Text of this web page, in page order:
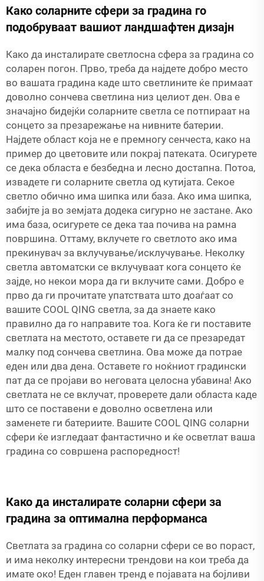
Како соларните сфери за градина го
подобруваат вашиот ландшафтен дизајн
Како да инсталирате светлосна сфера за градина со
соларен погон. Прво, треба да најдете добро место
во вашата градина каде што светлините ќе примаат
доволно сончева светлина низ целиот ден. Ова е
значајно бидејќи соларните светла се потпираат на
сонцето за презарежање на нивните батерии.
Најдете област која не е премногу сенчеста, како на
пример до цветовите или покрај патеката. Осигурете
се дека областа е безбедна и лесно достапна. Потоа,
извадете ги соларните светла од кутијата. Секое
светло обично има шипка или база. Ако има шипка,
забијте ја во земјата додека сигурно не застане. Ако
има база, осигурете се дека таа почива на рамна
површина. Оттаму, вклучете го светлото ако има
прекинувач за вклучување/исклучување. Неколку
светла автоматски се вклучуваат кога сонцето ќе
зајде, но некои мора да ги вклучите сами. Добро е
прво да ги прочитате упатствата што доаѓаат со
вашите COOL QING светла, за да знаете како
правилно да го направите тоа. Кога ќе ги поставите
светлата на местото, оставете ги да се презаредат
малку под сончева светлина. Ова може да потрае
еден или два дена. Оставете го ноќниот градински
пат да се пројави во неговата целосна убавина! Ако
светлата не се вклучат, проверете дали областа каде
што се поставени е доволно осветлена или
заменете ги батериите. Вашите COOL QING соларни
сфери ќе изгледаат фантастично и ќе осветлат ваша
градина со совршена распоредност!
Како да инсталирате соларни сфери за
градина за оптимална перформанса
Светлата за градина со соларни сфери се во пораст,
и има неколку интересни трендови на кои треба да
имате око! Еден главен тренд е појавата на бојливи